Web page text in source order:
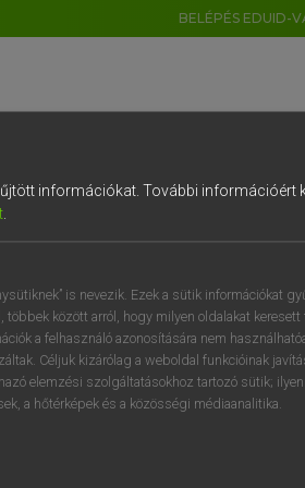
BELÉPÉS EDUID-
információkat. További információért
.
is nevezik. Ezek a sütik információkat
között arról, hogy milyen oldalakat keresett
a felhasználó azonosítására nem
Céljuk kizárólag a weboldal funkcióinak
elemzési szolgáltatásokhoz tartozó sütik;
a hőtérképek és a közösségi médiaanalitika.
5 6 7 8 9
r t z u i
g h j k l é
c v b n m , .